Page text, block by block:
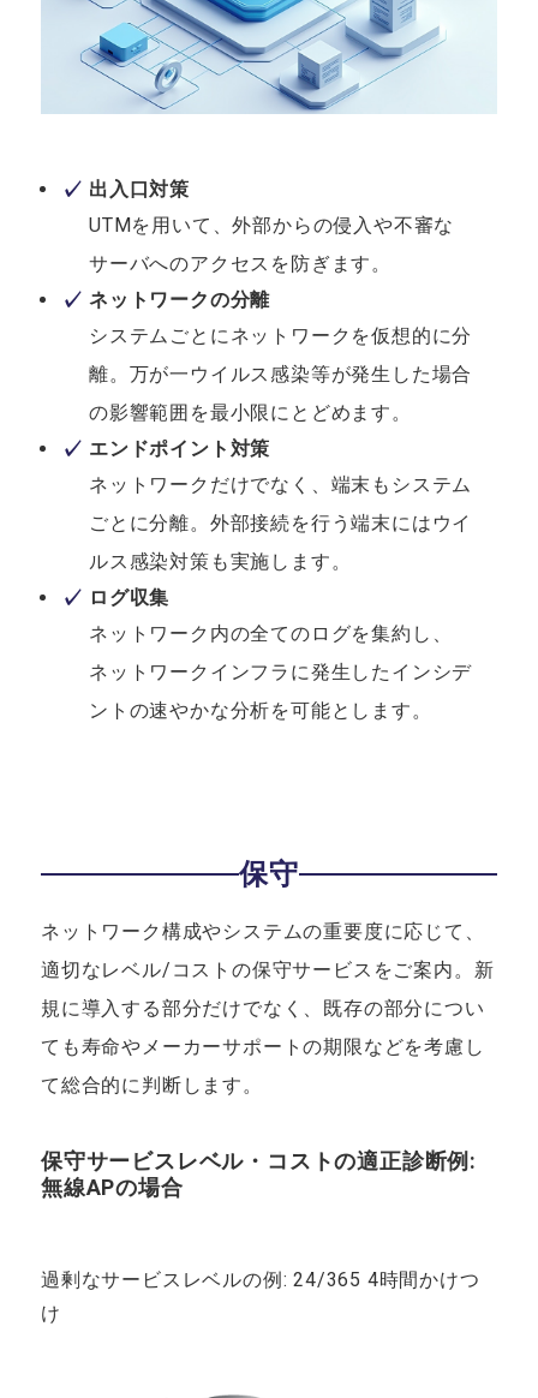
出入口対策
UTMを用いて、外部からの侵入や不審な
サーバへのアクセスを防ぎます。
ネットワークの分離
システムごとにネットワークを仮想的に分
離。万が一ウイルス感染等が発生した場合
の影響範囲を最小限にとどめます。
エンドポイント対策
ネットワークだけでなく、端末もシステム
ごとに分離。外部接続を行う端末にはウイ
ルス感染対策も実施します。
ログ収集
ネットワーク内の全てのログを集約し、
ネットワークインフラに発生したインシデ
ントの速やかな分析を可能とします。
保守
ネットワーク構成やシステムの重要度に応じて、
適切なレベル/コストの保守サービスをご案内。 新
規に導入する部分だけでなく、既存の部分につい
ても寿命やメーカーサポートの期限などを考慮し
て総合的に判断します。
保守サービスレベル・コストの適正診断例:
無線APの場合
過剰なサービスレベルの例: 24/365 4時間かけつ
け